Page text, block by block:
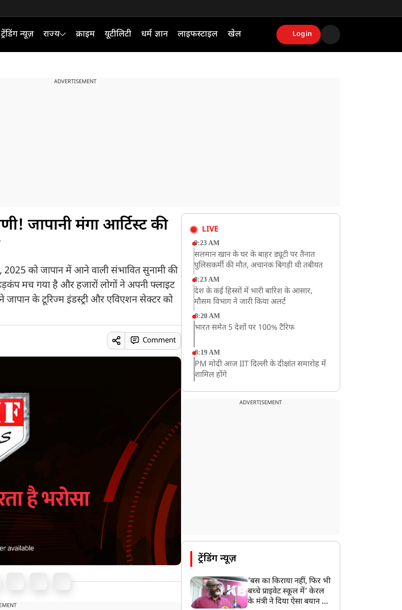
ट्रेंडिंग न्यूज़ राज्य क्राइम यूटीलिटी धर्म ज्ञान लाइफस्टाइल खेल Login
ADVERTISEMENT
जापानी मंगा आर्टिस्ट की
2025 को जापान में आने वाली संभावित सुनामी की
मच गया है और हजारों लोगों ने अपनी फ्लाइट
के टूरिज्म इंडस्ट्री और एविएशन सेक्टर को
Comment
LIVE
9:23 AM
सलमान खान के घर के बाहर ड्यूटी पर तैनात
पुलिसकर्मी की मौत, अचानक बिगड़ी थी तबीयत
8:23 AM
देश के कई हिस्सों में भारी बारिश के आसार,
मौसम विभाग ने जारी किया अलर्ट
8:20 AM
भारत समेत 5 देशों पर 100% टैरिफ
8:19 AM
PM मोदी आज IIT दिल्ली के दीक्षांत समारोह में
शामिल होंगे
ADVERTISEMENT
ट्रेंडिंग न्यूज़
'बस का किराया नहीं, फिर भी
बच्चे प्राइवेट स्कूल में' केरल
के मंत्री ने दिया ऐसा बयान की